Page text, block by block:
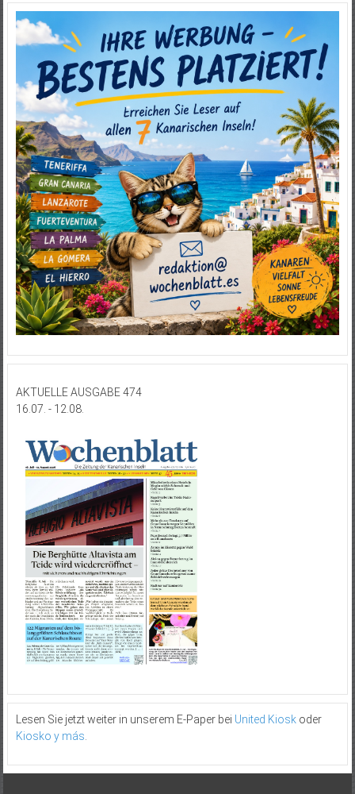
AKTUELLE AUSGABE 474
16.07. - 12.08.
Lesen Sie jetzt weiter in unserem E-Paper bei United Kioskoder
Kiosko y más